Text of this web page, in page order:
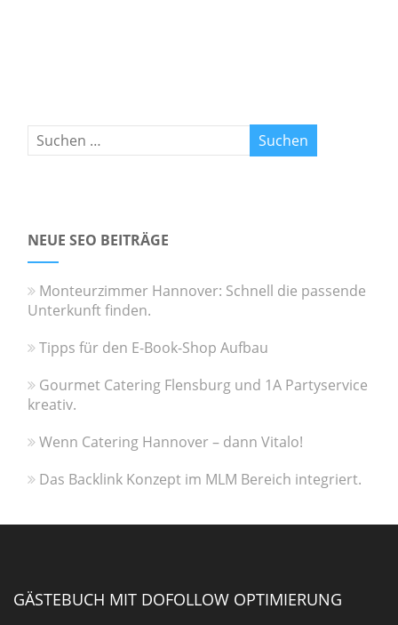
NEUE SEO BEITRÄGE
Monteurzimmer Hannover: Schnell die passende
Unterkunft finden.
Tipps für den E-Book-Shop Aufbau
Gourmet Catering Flensburg und 1A Partyservice
kreativ.
Wenn Catering Hannover – dann Vitalo!
Das Backlink Konzept im MLM Bereich integriert.
GÄSTEBUCH MIT DOFOLLOW OPTIMIERUNG